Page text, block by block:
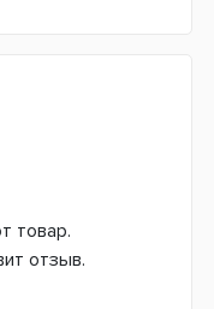
товар.
отзыв.